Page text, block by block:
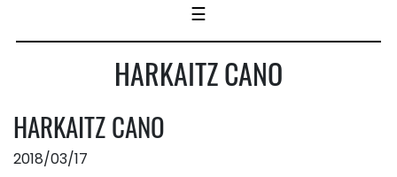
☰
HARKAITZ CANO
HARKAITZ CANO
2018/03/17